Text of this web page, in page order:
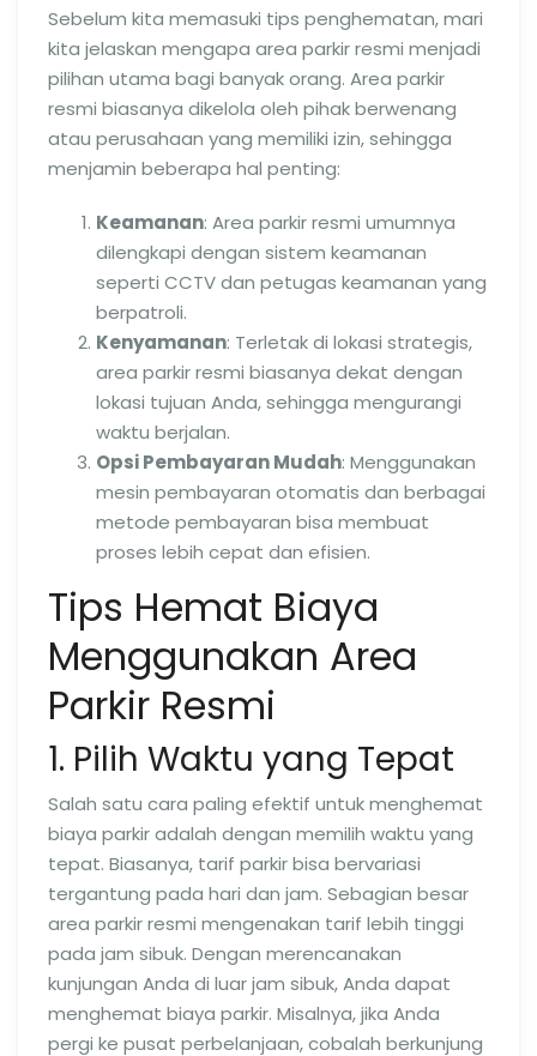
Sebelum kita memasuki tips penghematan, mari
kita jelaskan mengapa area parkir resmi menjadi
pilihan utama bagi banyak orang. Area parkir
resmi biasanya dikelola oleh pihak berwenang
atau perusahaan yang memiliki izin, sehingga
menjamin beberapa hal penting:
Keamanan: Area parkir resmi umumnya
dilengkapi dengan sistem keamanan
seperti CCTV dan petugas keamanan yang
berpatroli.
Kenyamanan: Terletak di lokasi strategis,
area parkir resmi biasanya dekat dengan
lokasi tujuan Anda, sehingga mengurangi
waktu berjalan.
Opsi Pembayaran Mudah: Menggunakan
mesin pembayaran otomatis dan berbagai
metode pembayaran bisa membuat
proses lebih cepat dan efisien.
Tips Hemat Biaya
Menggunakan Area
Parkir Resmi
1. Pilih Waktu yang Tepat
Salah satu cara paling efektif untuk menghemat
biaya parkir adalah dengan memilih waktu yang
tepat. Biasanya, tarif parkir bisa bervariasi
tergantung pada hari dan jam. Sebagian besar
area parkir resmi mengenakan tarif lebih tinggi
pada jam sibuk. Dengan merencanakan
kunjungan Anda di luar jam sibuk, Anda dapat
menghemat biaya parkir. Misalnya, jika Anda
pergi ke pusat perbelanjaan, cobalah berkunjung